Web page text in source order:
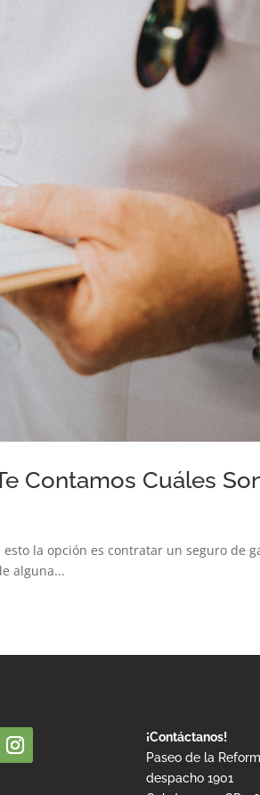
Contamos Cuáles
la opción es contratar un seguro de
alguna...
¡Contáctanos!
Paseo de la
despacho 1901